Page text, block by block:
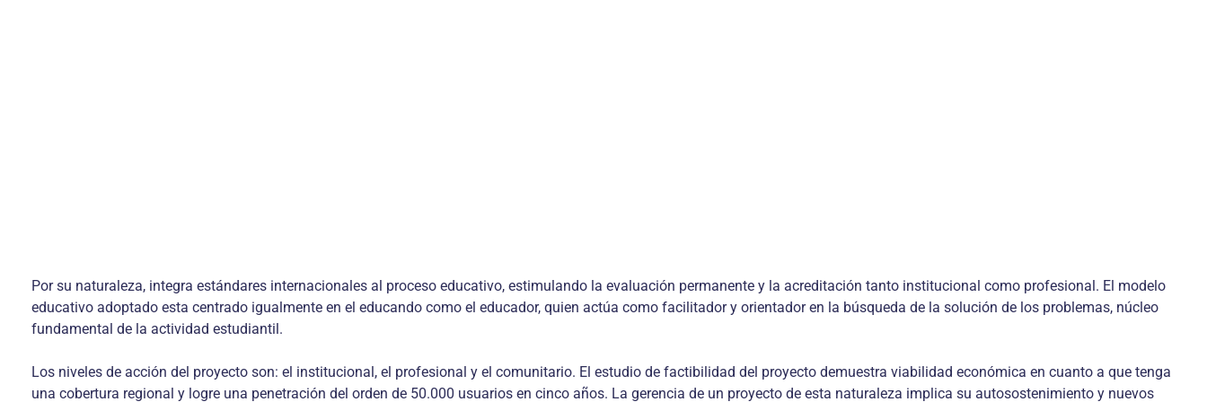
Por su naturaleza, integra estándares internacionales al proceso educativo, estimulando la evaluación permanente y la acreditación tanto institucional como profesional. El modelo
educativo adoptado esta centrado igualmente en el educando como el educador, quien actúa como facilitador y orientador en la búsqueda de la solución de los problemas, núcleo
fundamental de la actividad estudiantil.
Los niveles de acción del proyecto son: el institucional, el profesional y el comunitario. El estudio de factibilidad del proyecto demuestra viabilidad económica en cuanto a que tenga
una cobertura regional y logre una penetración del orden de 50.000 usuarios en cinco años. La gerencia de un proyecto de esta naturaleza implica su autosostenimiento y nuevos